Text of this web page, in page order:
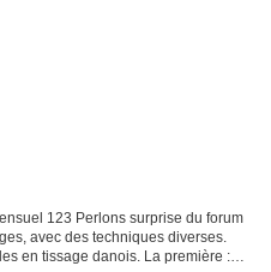
123 Perlons surprise du forum
avec des techniques diverses.
en tissage danois. La première :